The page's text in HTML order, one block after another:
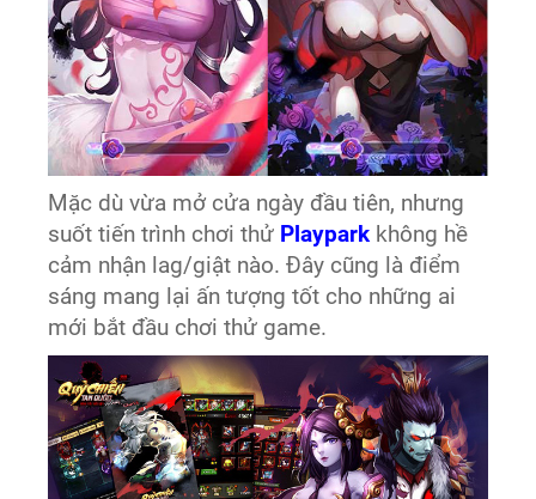
Mặc dù vừa mở cửa ngày đầu tiên, nhưng
suốt tiến trình chơi thử Playpark không hề
cảm nhận lag/giật nào. Đây cũng là điểm
sáng mang lại ấn tượng tốt cho những ai
mới bắt đầu chơi thử game.